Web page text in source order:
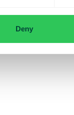
Deny
pouvez mieux
data à un prix
vous recevez un